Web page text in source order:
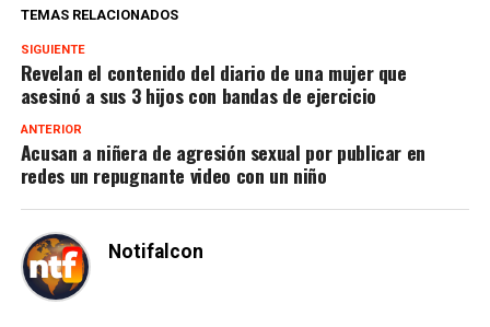
TEMAS RELACIONADOS
SIGUIENTE
Revelan el contenido del diario de una mujer que
asesinó a sus 3 hijos con bandas de ejercicio
ANTERIOR
Acusan a niñera de agresión sexual por publicar en
redes un repugnante video con un niño
Notifalcon